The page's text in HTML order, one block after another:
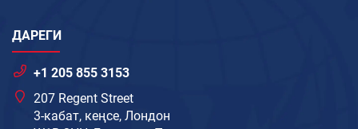
ДАРЕГИ
+1 205 855 3153
207 Regent Street
3-кабат, кеңсе, Лондон